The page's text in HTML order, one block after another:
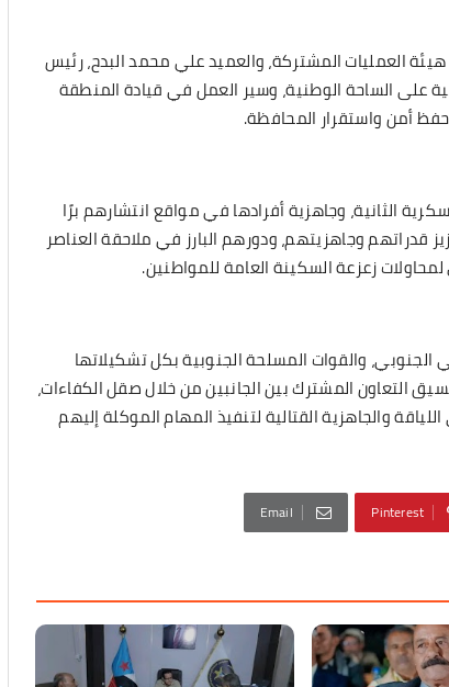
العمليات المشتركة، والعميد علي محمد البدح، رئيس
على الساحة الوطنية، وسير العمل في قيادة المنطقة
أمن واستقرار المحافظة.
الثانية، وجاهزية أفرادها في مواقع انتشارهم برًا
قدراتهم وجاهزيتهم، ودورهم البارز في ملاحقة العناصر
زعزعة السكينة العامة للمواطنين.
والقوات المسلحة الجنوبية بكل تشكيلاتها
التعاون المشترك بين الجانبين من خلال صقل الكفاءات،
والجاهزية القتالية لتنفيذ المهام الموكلة إليهم
Pinterest
Email